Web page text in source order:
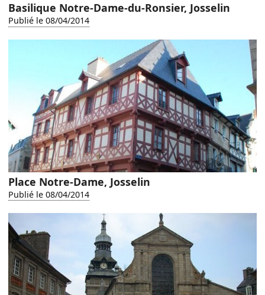
Basilique Notre-Dame-du-Ronsier, Josselin
Publié le 08/04/2014
Place Notre-Dame, Josselin
Publié le 08/04/2014